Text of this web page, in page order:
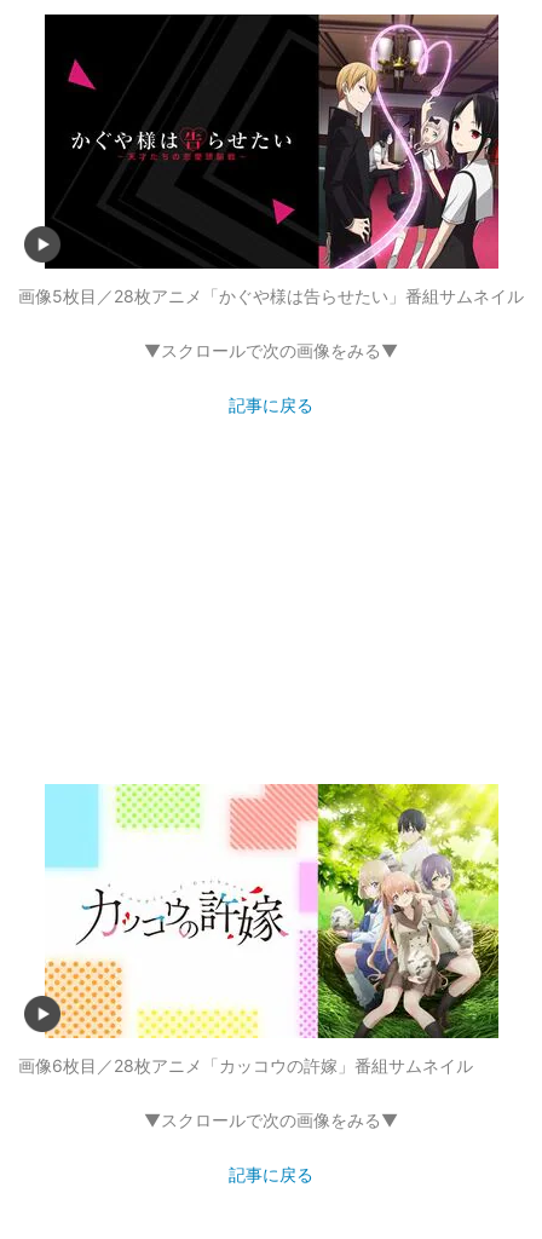
画像5枚目／28枚アニメ「かぐや様は告らせたい」番組サムネイル
▼スクロールで次の画像をみる▼
記事に戻る
画像6枚目／28枚アニメ「カッコウの許嫁」番組サムネイル
▼スクロールで次の画像をみる▼
記事に戻る